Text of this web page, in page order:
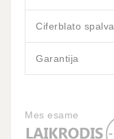
Ciferblato spalva
Garantija
Mes esame